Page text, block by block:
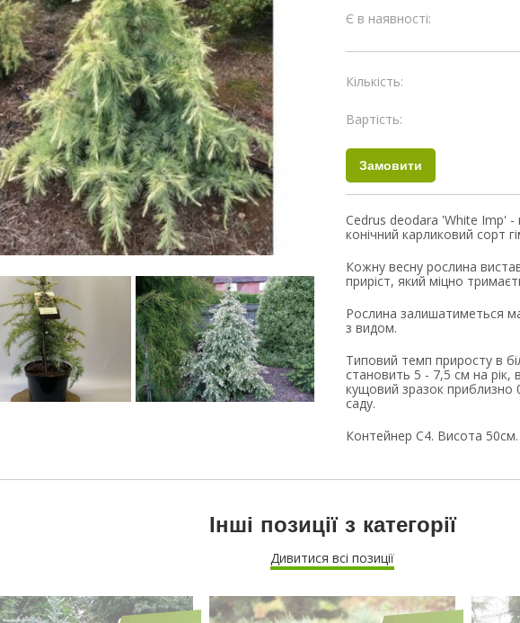
Є в наявності:
Кількість:
Вартість:
Cedrus deodara 'White Imp' -
конічний карликовий сорт
Кожну весну рослина
приріст, який міцно
Рослина залишатиметься
з видом.
Типовий темп приросту в
становить 5 - 7,5 см на
кущовий зразок приблизно
саду.
Контейнер С4. Висота 50см.
Інші позиції з категорії
Дивитися всі позиції